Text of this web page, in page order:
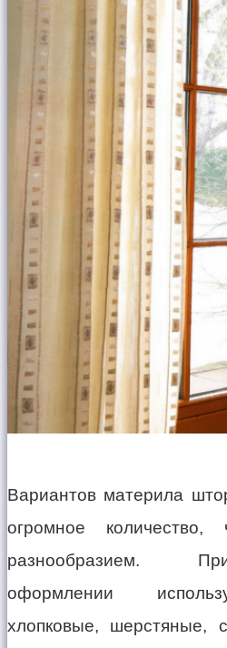
Вариантов материла
огромное
разнообразием.
оформлении
хлопковые, шерстяные,